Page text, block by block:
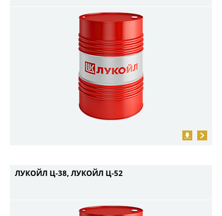
ЛУКОЙЛ Ц-38, ЛУКОЙЛ Ц-52